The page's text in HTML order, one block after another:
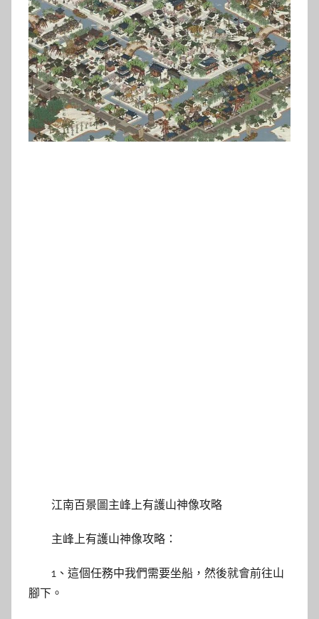
江南百景圖主峰上有護山神像攻略
主峰上有護山神像攻略：
1、這個任務中我們需要坐船，然後就會前往山
腳下。